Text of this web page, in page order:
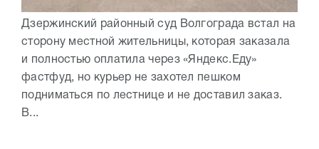
Дзержинский районный суд Волгограда встал на
сторону местной жительницы, которая заказала
и полностью оплатила через «Яндекс.Еду»
фастфуд, но курьер не захотел пешком
подниматься по лестнице и не доставил заказ.
В...